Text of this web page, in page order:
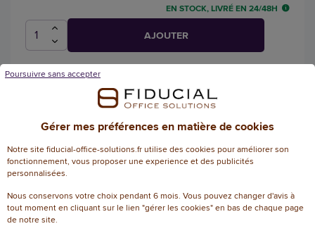
EN STOCK, LIVRÉ EN 24/48H
AJOUTER
2 Gommes magiques Ultra Power - Mr
124445
1avis
Gommes magiques Ultra Power Mr Propre
6,78 € HT
(8,14 € TTC)
Gérer mes préférences en matière de cookies
Notre site fiducial-office-solutions.fr utilise des cookies pour améliorer son
fonctionnement, vous proposer une experience et des publicités
personnalisées.
Nous conservons votre choix pendant 6 mois. Vous pouvez changer d'avis à
tout moment en cliquant sur le lien "gérer les cookies" en bas de chaque page
de notre site.
Poursuivre sans accepter